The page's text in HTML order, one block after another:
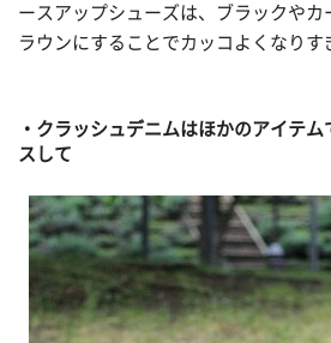
ースアップシューズは、ブラックや
ラウンにすることでカッコよくなりす
・クラッシュデニムはほかのアイテ
スして